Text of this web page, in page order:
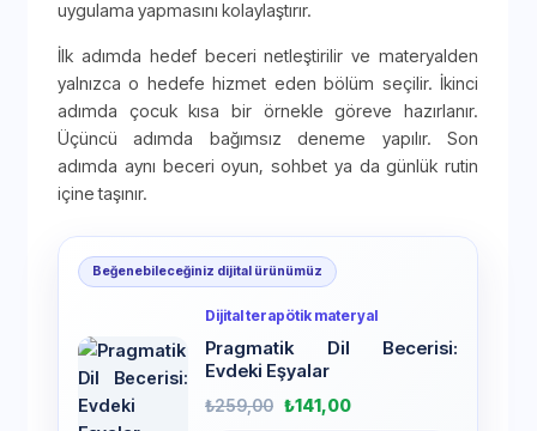
uygulama yapmasını kolaylaştırır.
İlk adımda hedef beceri netleştirilir ve materyalden
yalnızca o hedefe hizmet eden bölüm seçilir. İkinci
adımda çocuk kısa bir örnekle göreve hazırlanır.
Üçüncü adımda bağımsız deneme yapılır. Son
adımda aynı beceri oyun, sohbet ya da günlük rutin
içine taşınır.
Beğenebileceğiniz dijital ürünümüz
Dijital terapötik materyal
Pragmatik Dil Becerisi:
Evdeki Eşyalar
₺259,00 ₺141,00